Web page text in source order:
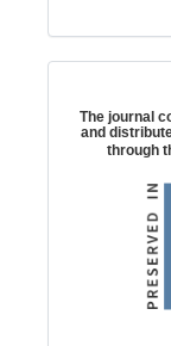
The journal
and
through